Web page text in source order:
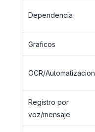
Dependencia
Graficos
OCR/Automatizacion
Registro por
voz/mensaje